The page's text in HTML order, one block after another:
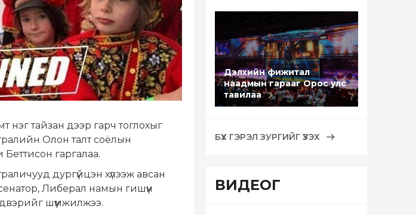
нэг тайзан дээр гарч тоглохыг
Олон талт соёлын
гаргалаа.
дургүйцэн хүлээж авсан
Либерал намын гишүүн
шүүмжилжээ.
Дэлхийн фижитал
наадмын гарааг Орос улс
тавилаа
БҮХ ГЭРЭЛ ЗУРГИЙГ ҮЗЭХ
ВИДЕОГ